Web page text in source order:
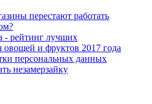
перестают работать
рейтинг лучших
и фруктов 2017 года
персональных данных
незамерзайку